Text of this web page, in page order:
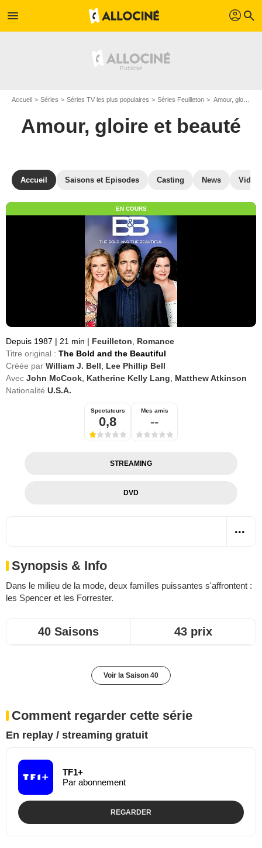
menu profil search
Accueil Séries Séries TV les plus populaires Séries Feuilleton Amour, gloire et beauté
Amour, gloire et beauté
Accueil Saisons et Episodes Casting News
EN COURS
Depuis 1987 | 21 min | Feuilleton
Romance
Titre original : The Bold and the Beautiful
Créée par William J. Bell
Lee Phillip Bell
Avec John McCook Katherine Kelly Lang
Matthew Atkinson
Nationalité U.S.A.
Spectateurs
0,8
Mes amis
--
STREAMING
DVD
Synopsis & Info
Dans le milieu de la mode, deux familles puissantes s'affrontent :
les Spencer et les Forrester.
40 Saisons 43 prix
Voir la Saison 40
Comment regarder cette série
En replay / streaming gratuit
TF1+
Par abonnement
REGARDER